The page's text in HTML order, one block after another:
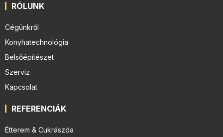
RÓLUNK
Cégünkről
Konyhatechnológia
Belsőépítészet
Szerviz
Kapcsolat
REFERENCIÁK
Étterem & Cukrászda